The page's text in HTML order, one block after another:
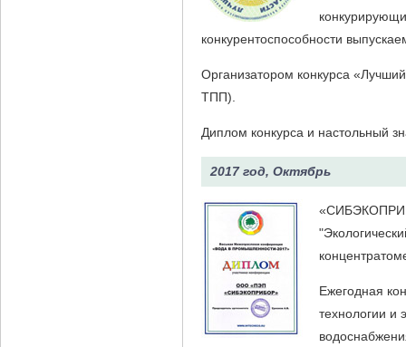
конкурентоспособности
Организатором конкурса
ТПП).
Диплом конкурса и настольный
2017 год, Октябрь
Ежегодная
технологии и